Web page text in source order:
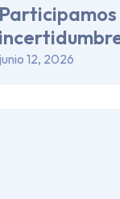
junio 12, 2026